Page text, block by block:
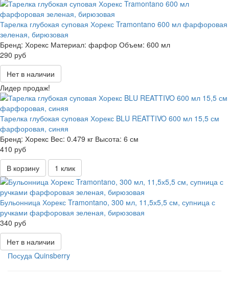
Тарелка глубокая суповая Хорекс Tramontano 600 мл фарфоровая
зеленая, бирюзовая
Бренд: Хорекс Материал: фарфор Объем: 600 мл
290 руб
Нет в наличии
Лидер продаж!
Тарелка глубокая суповая Хорекс BLU REATTIVO 600 мл 15,5 см
фарфоровая, синяя
Бренд: Хорекс Вес: 0.479 кг Высота: 6 см
410 руб
В корзину
1 клик
Бульонница Хорекс Tramontano, 300 мл, 11,5х5,5 см, супница с
ручками фарфоровая зеленая, бирюзовая
340 руб
Нет в наличии
Посуда Quinsberry